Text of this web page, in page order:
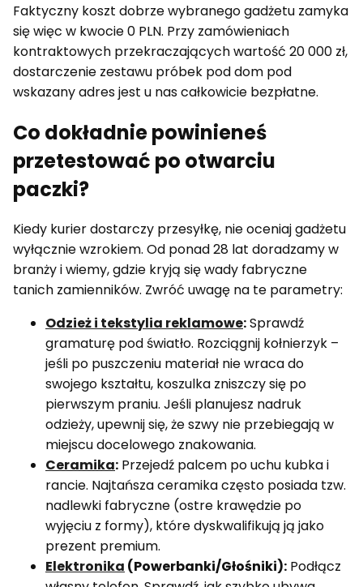
Faktyczny koszt dobrze wybranego gadżetu zamyka
się więc w kwocie 0 PLN. Przy zamówieniach
kontraktowych przekraczających wartość 20 000 zł,
dostarczenie zestawu próbek pod dom pod
wskazany adres jest u nas całkowicie bezpłatne.
Co dokładnie powinieneś
przetestować po otwarciu
paczki?
Kiedy kurier dostarczy przesyłkę, nie oceniaj gadżetu
wyłącznie wzrokiem. Od ponad 28 lat doradzamy w
branży i wiemy, gdzie kryją się wady fabryczne
tanich zamienników. Zwróć uwagę na te parametry:
Odzież i tekstylia reklamowe:Sprawdź
gramaturę pod światło. Rozciągnij kołnierzyk –
jeśli po puszczeniu materiał nie wraca do
swojego kształtu, koszulka zniszczy się po
pierwszym praniu. Jeśli planujesz nadruk
odzieży, upewnij się, że szwy nie przebiegają w
miejscu docelowego znakowania.
Ceramika: Przejedź palcem po uchu kubka i
rancie. Najtańsza ceramika często posiada tzw.
nadlewki fabryczne (ostre krawędzie po
wyjęciu z formy), które dyskwalifikują ją jako
prezent premium.
Elektronika (Powerbanki/Głośniki): Podłącz